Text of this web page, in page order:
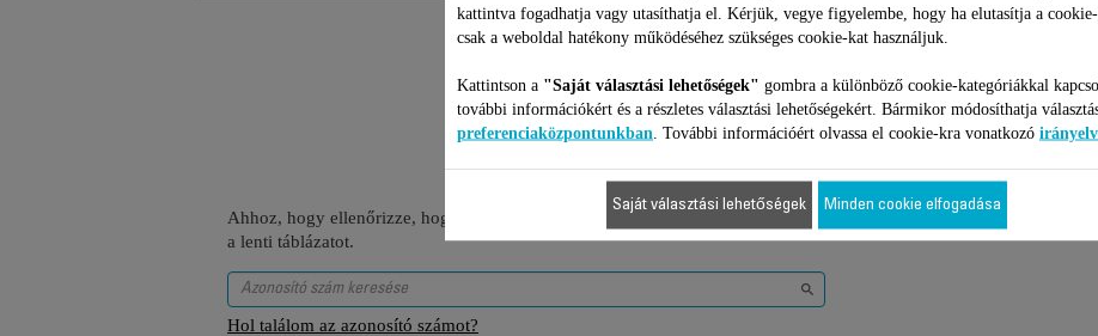
1 Termékekhez
Ahhoz, hogy ellenőrizze, hogy ez a tétel kompatibilis az Ön készülékével, kérjük gépelje be a termék azonosító
a lenti táblázatot.
Hol találom az azonosító számot?
kattintva fogadhatja vagy utasíthatja el. Kérjük, vegye figyelembe, hogy ha elutasítja a cookie-
csak a weboldal hatékony működéséhez szükséges cookie-kat használjuk.
Kattintson a "Saját választási lehetőségek" gombra a különböző cookie-kategóriákkal
további információkért és a részletes választási lehetőségekért. Bármikor módosíthatja
preferenciaközpontunkban . További információért olvassa el cookie-kra vonatkozó
Saját választási lehetőségek Minden cookie elfogadása